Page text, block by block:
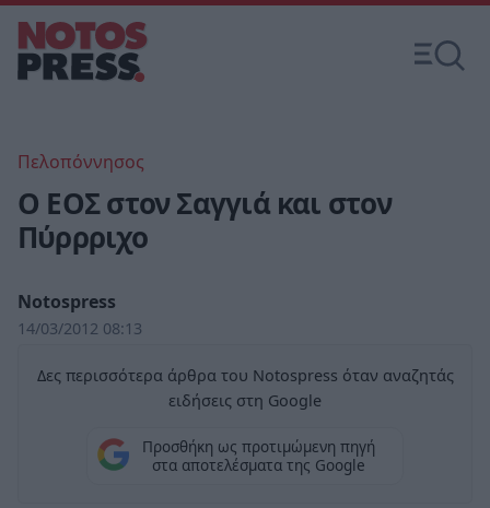
Πελοπόννησος
Ο ΕΟΣ στον Σαγγιά και στον
Πύρρριχο
Notospress
14/03/2012 08:13
Δες περισσότερα άρθρα του Notospress όταν αναζητάς
ειδήσεις στη Google
Προσθήκη ως προτιμώμενη πηγή
στα αποτελέσματα της Google